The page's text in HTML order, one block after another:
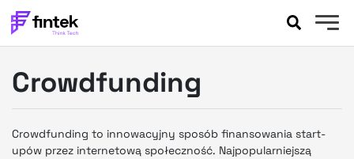
BANKOWOŚĆ
WYWIADY
Crowdfunding
Crowdfunding to innowacyjny sposób finansowania start-
upów przez internetową społeczność. Najpopularniejszą